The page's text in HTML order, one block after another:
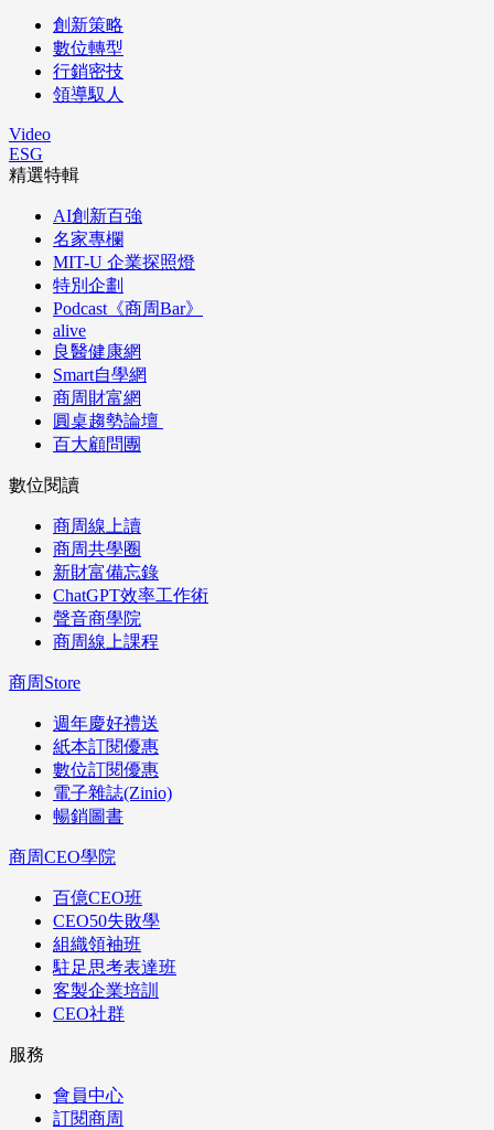
創新策略
數位轉型
行銷密技
領導馭人
Video
ESG
精選特輯
AI創新百強
名家專欄
MIT-U 企業探照燈
特別企劃
Podcast《商周Bar》
alive
良醫健康網
Smart自學網
商周財富網
圓桌趨勢論壇
百大顧問團
數位閱讀
商周線上讀
商周共學圈
新財富備忘錄
ChatGPT效率工作術
聲音商學院
商周線上課程
商周Store
週年慶好禮送
紙本訂閱優惠
數位訂閱優惠
電子雜誌(Zinio)
暢銷圖書
商周CEO學院
百億CEO班
CEO50失敗學
組織領袖班
駐足思考表達班
客製企業培訓
CEO社群
服務
會員中心
訂閱商周